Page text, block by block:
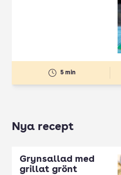
5 min
Nya recept
Grynsallad med
grillat grönt